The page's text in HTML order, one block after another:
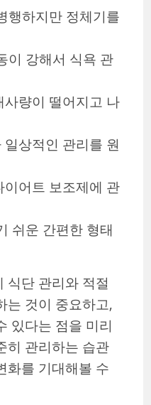
행하지만 정체기를
이 강해서 식욕 관
량이 떨어지고 나
상적인 관리를 원
어트 보조제에 관
쉬운 간편한 형태
식단 관리와 적절
는 것이 중요하고,
있다는 점을 미리
히 관리하는 습관
화를 기대해볼 수